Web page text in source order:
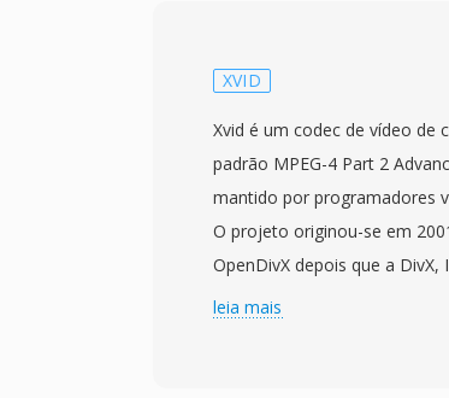
XVID
Xvid é um codec de vídeo de
padrão MPEG-4 Part 2
mantido por programadores
O projeto originou-se em
OpenDivX depois que a
o nome original é DivX
leia mais